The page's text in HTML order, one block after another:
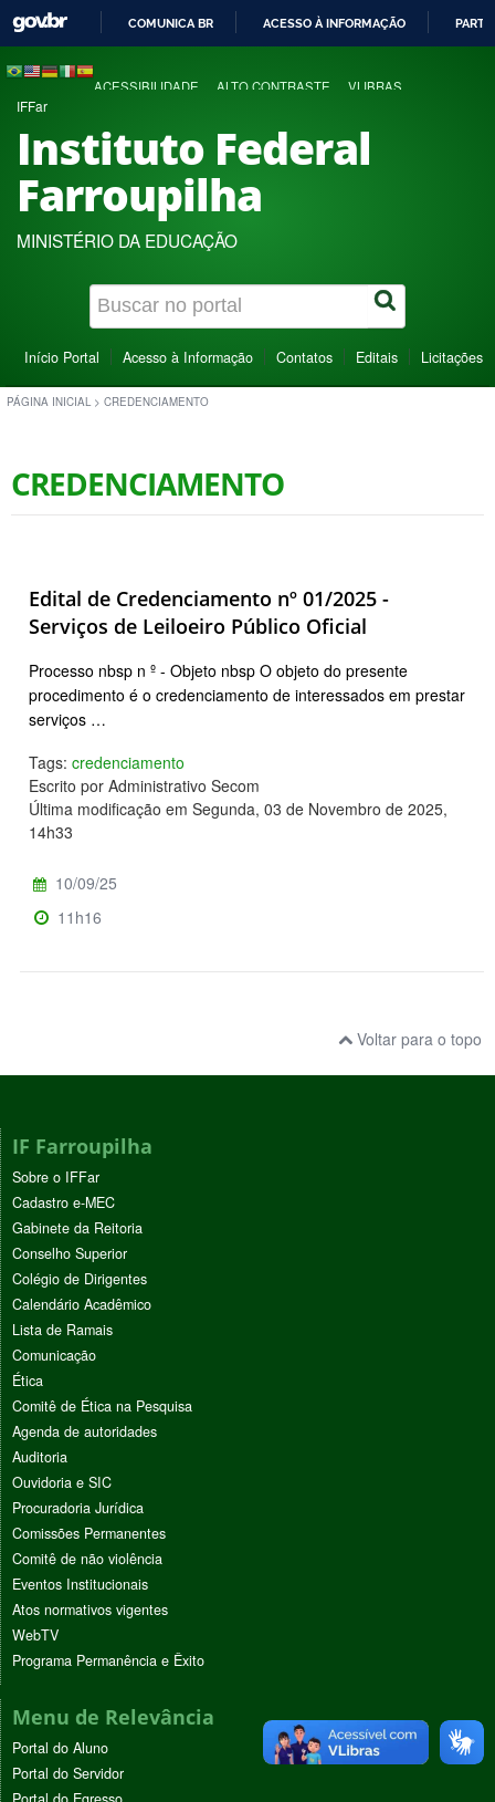
COMUNICA BR ACESSO À INFORMAÇÃO
ACESSIBILIDADE ALTO CONTRASTE VLIBRAS
IFFar
Instituto Federal
Farroupilha
MINISTÉRIO DA EDUCAÇÃO
Início Portal Acesso à Informação Contatos Editais Licitações
PÁGINA INICIAL > CREDENCIAMENTO
CREDENCIAMENTO
Edital de Credenciamento nº 01/2025 -
Serviços de Leiloeiro Público Oficial
Processo nbsp n º - Objeto nbsp O objeto do presente
procedimento é o credenciamento de interessados em prestar
serviços …
Tags: credenciamento
Escrito por Administrativo Secom
Última modificação em Segunda, 03 de Novembro de 2025,
14h33
10/09/25
11h16
Voltar para o topo
IF Farroupilha
Sobre o IFFar
Cadastro e-MEC
Gabinete da Reitoria
Conselho Superior
Colégio de Dirigentes
Calendário Acadêmico
Lista de Ramais
Comunicação
Ética
Comitê de Ética na Pesquisa
Agenda de autoridades
Auditoria
Ouvidoria e SIC
Procuradoria Jurídica
Comissões Permanentes
Comitê de não violência
Eventos Institucionais
Atos normativos vigentes
WebTV
Programa Permanência e Êxito
Menu de Relevância
Portal do Aluno
Portal do Servidor